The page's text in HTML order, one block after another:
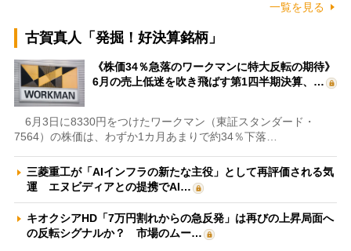
一覧を見る
古賀真人「発掘！好決算銘柄」
《株価34％急落のワークマンに特大反転の期待》
6月の売上低迷を吹き飛ばす第1四半期決算、…
6月3日に8330円をつけたワークマン（東証スタンダード・
7564）の株価は、わずか1カ月あまりで約34％下落…
三菱重工が「AIインフラの新たな主役」として再評価される気
運 エヌビディアとの提携でAI…
キオクシアHD「7万円割れからの急反発」は再びの上昇局面へ
の反転シグナルか？ 市場のムー…